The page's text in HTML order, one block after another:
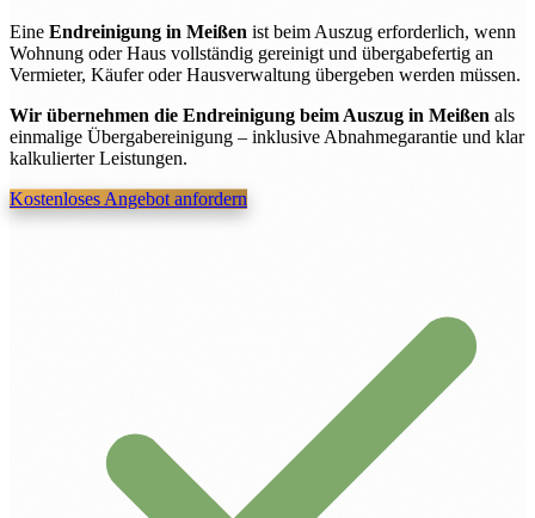
Eine Endreinigung in Meißen ist beim Auszug erforderlich, wenn
Wohnung oder Haus vollständig gereinigt und übergabefertig an
Vermieter, Käufer oder Hausverwaltung übergeben werden müssen.
Wir übernehmen die Endreinigung beim Auszug in Meißen als
einmalige Übergabereinigung – inklusive Abnahmegarantie und klar
kalkulierter Leistungen.
Kostenloses Angebot anfordern